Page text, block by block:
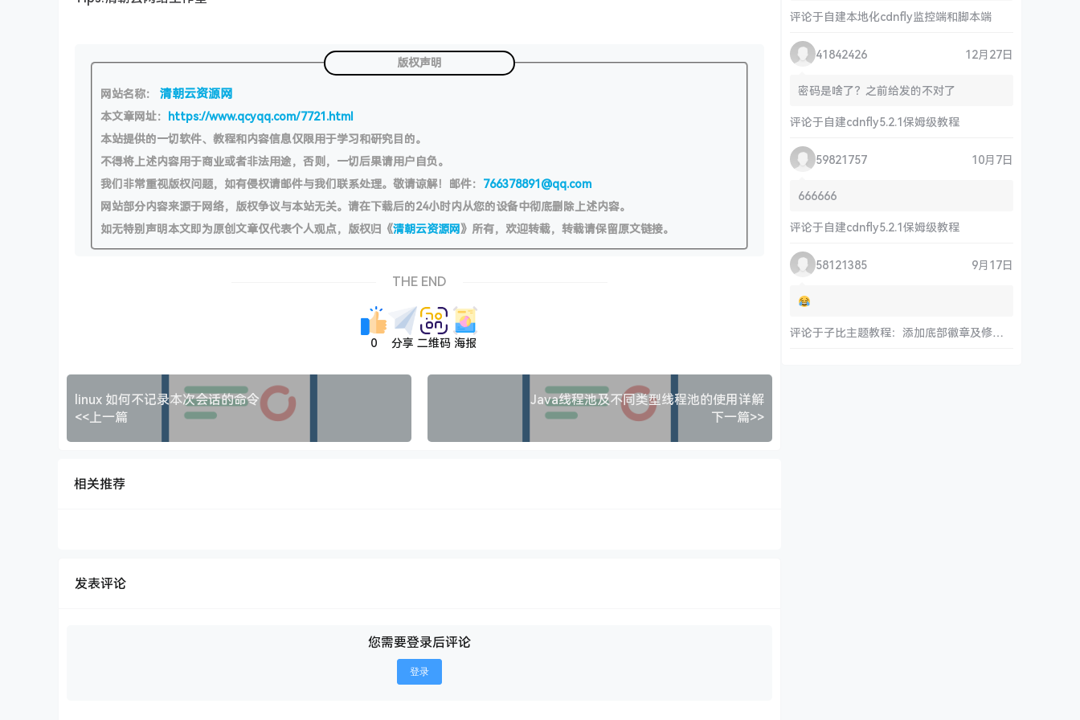
版权声明
网站名称： 清朝云资源网
本文章网址： https://www.qcyqq.com/7721.html
本站提供的一切软件、教程和内容信息仅限用于学习和研究目的。
不得将上述内容用于商业或者非法用途，否则，一切后果请用户自负。
我们非常重视版权问题，如有侵权请邮件与我们联系处理。敬请谅解！邮件： 766378891@qq.com
网站部分内容来源于网络，版权争议与本站无关。请在下载后的24小时内从您的设备中彻底删除上述内容。
如无特别声明本文即为原创文章仅代表个人观点，版权归《清朝云资源网》所有，欢迎转载，转载请保留原文链接。
THE END
0 分享 二维码 海报
linux 如何不记录本次会话的命令
<<上一篇
Java线程池及不同类型线程池的使用详解
下一篇>>
相关推荐
发表评论
您需要登录后评论
登录
评论于自建本地化cdnfly监控端和脚本端
41842426 12月27日
密码是啥了？之前给发的不对了
评论于自建cdnfly5.2.1保姆级教程
59821757 10月7日
666666
评论于自建cdnfly5.2.1保姆级教程
58121385 9月17日
评论于子比主题教程：添加底部徽章及修改链接和运行时间